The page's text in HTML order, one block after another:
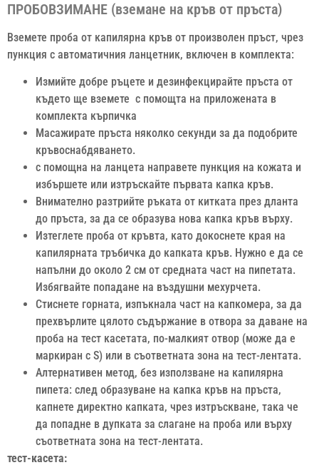
ПРОБОВЗИМАНЕ (вземане на кръв от пръста)
Вземете проба от капилярна кръв от произволен пръст, чрез
пункция с автоматичния ланцетник, включен в комплекта:
Измийте добре ръцете и дезинфекцирайте пръста от
където ще вземете с помощта на приложената в
комплекта кърпичка
Масажирате пръста няколко секунди за да подобрите
кръвоснабдяването.
с помощна на ланцета направете пункция на кожата и
избършете или изтръскайте първата капка кръв.
Внимателно разтрийте ръката от китката през дланта
до пръста, за да се образува нова капка кръв върху.
Изтеглете проба от кръвта, като докоснете края на
капилярната тръбичка до капката кръв. Нужно е да се
напълни до около 2 см от средната част на пипетата.
Избягвайте попадане на въздушни мехурчета.
Стиснете горната, изпъкнала част на капкомера, за да
прехвърлите цялото съдържание в отвора за даване на
проба на тест касетата, по-малкият отвор (може да е
маркиран с S) или в съответната зона на тест-лентата.
Алтернативен метод, без използване на капилярна
пипета: след образуване на капка кръв на пръста,
капнете директно капката, чрез изтръскване, така че
да попадне в дупката за слагане на проба или върху
съответната зона на тест-лентата.
тест-касета: